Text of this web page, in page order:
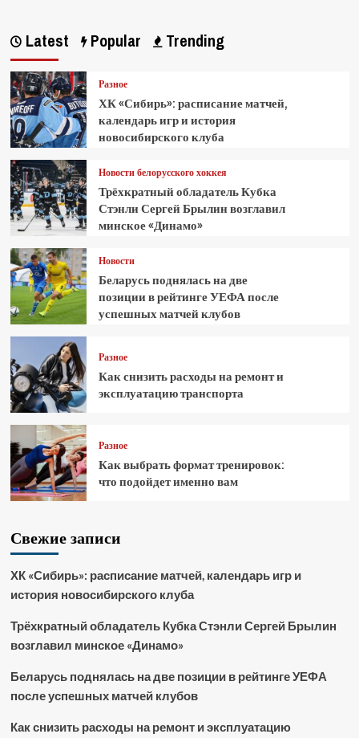
Latest Popular Trending
Разное
ХК «Сибирь»: расписание матчей,
календарь игр и история
новосибирского клуба
Новости белорусского хоккея
Трёхкратный обладатель Кубка
Стэнли Сергей Брылин возглавил
минское «Динамо»
Новости
Беларусь поднялась на две
позиции в рейтинге УЕФА после
успешных матчей клубов
Разное
Как снизить расходы на ремонт и
эксплуатацию транспорта
Разное
Как выбрать формат тренировок:
что подойдет именно вам
Свежие записи
ХК «Сибирь»: расписание матчей, календарь игр и
история новосибирского клуба
Трёхкратный обладатель Кубка Стэнли Сергей Брылин
возглавил минское «Динамо»
Беларусь поднялась на две позиции в рейтинге УЕФА
после успешных матчей клубов
Как снизить расходы на ремонт и эксплуатацию